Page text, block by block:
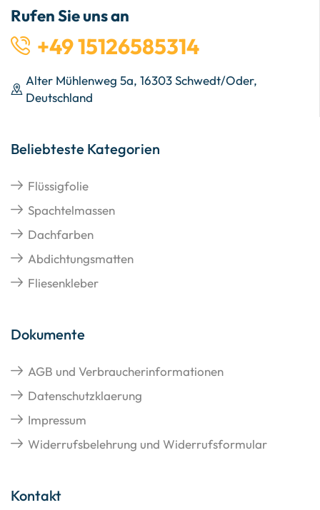
Rufen Sie uns an
+49 15126585314
Alter Mühlenweg 5a, 16303 Schwedt/Oder,
Deutschland
Beliebteste Kategorien
Flüssigfolie
Spachtelmassen
Dachfarben
Abdichtungsmatten
Fliesenkleber
Dokumente
AGB und Verbraucherinformationen
Datenschutzklaerung
Impressum
Widerrufsbelehrung und Widerrufsformular
Kontakt